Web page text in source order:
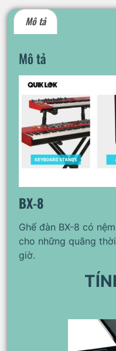
Mô tả
Mô tả
BX-8
Ghế đàn BX-8 có
cho những quãng
giờ.